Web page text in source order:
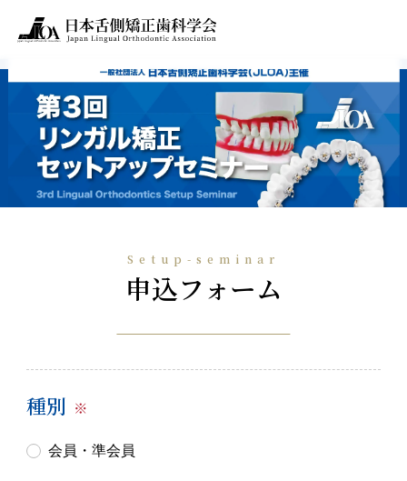
Setup-seminar
申込フォーム
種別 ※
会員・準会員